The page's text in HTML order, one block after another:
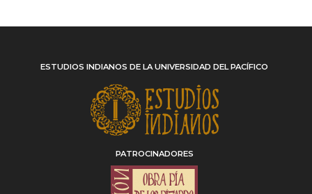
ESTUDIOS INDIANOS DE LA UNIVERSIDAD DEL PACÍFICO
PATROCINADORES